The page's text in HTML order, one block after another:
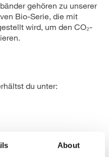
About
gehören zu unserer
Bio-Serie, die mit
wird, um den CO₂-
du unter: